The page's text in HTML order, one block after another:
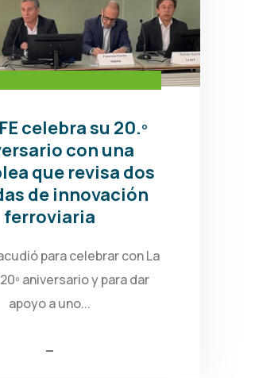
celebra su 20.º
con una
que revisa dos
de innovación
ferroviaria
para celebrar con La
aniversario y para dar
apoyo a uno...